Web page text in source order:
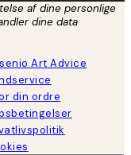
af dine personlige
dine data
Art Advice
din ordre